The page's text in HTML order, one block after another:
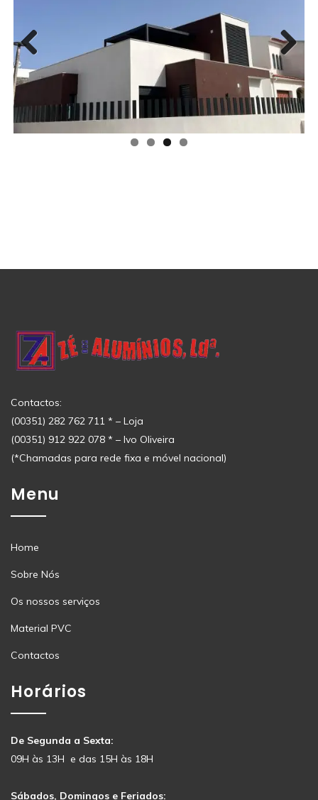
Previous Next
Contactos:
(00351) 282 762 711 * – Loja
(00351) 912 922 078 * – Ivo Oliveira
(*Chamadas para rede fixa e móvel nacional)
Menu
Home
Sobre Nós
Os nossos serviços
Material PVC
Contactos
Horários
De Segunda a Sexta:
09H às 13H e das 15H às 18H
Sábados, Domingos e Feriados: